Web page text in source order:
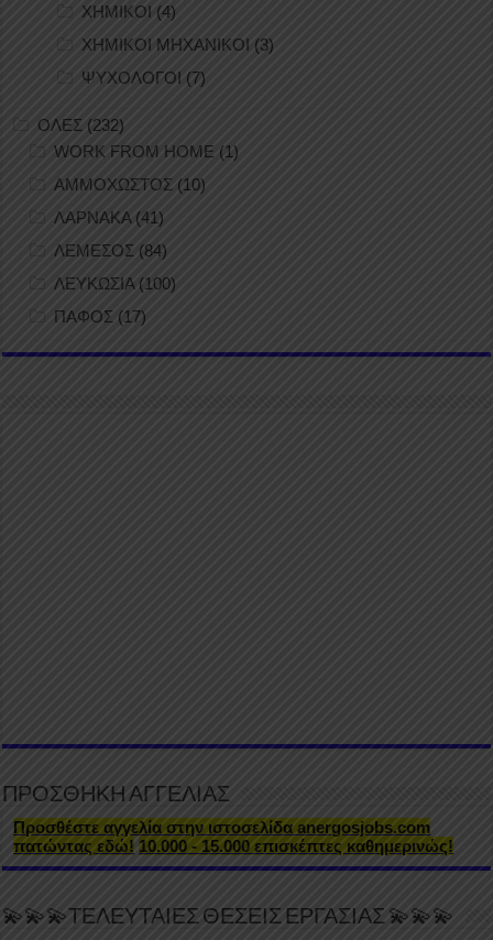
ΧΗΜΙΚΟΙ (4)
ΧΗΜΙΚΟΙ ΜΗΧΑΝΙΚΟΙ (3)
ΨΥΧΟΛΟΓΟΙ (7)
ΟΛΕΣ (232)
WORK FROM HOME (1)
ΑΜΜΟΧΩΣΤΟΣ (10)
ΛΑΡΝΑΚΑ(41)
ΛΕΜΕΣΟΣ (84)
ΛΕΥΚΩΣΙΑ(100)
ΠΑΦΟΣ (17)
ΠΡΟΣΘΗΚΗ ΑΓΓΕΛΙΑΣ
Προσθέστε αγγελία στην ιστοσελίδα anergosjobs.com
πατώντας εδώ! 10.000 - 15.000 επισκέπτες καθημερινώς!
💫💫💫ΤΕΛΕΥΤΑΙΕΣ ΘΕΣΕΙΣ ΕΡΓΑΣΙΑΣ 💫💫💫